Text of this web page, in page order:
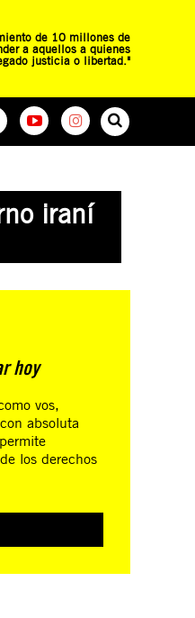
de 10 millones de
a aquellos a quienes
justicia o libertad."
iraní
hoy
vos,
absoluta
los derechos